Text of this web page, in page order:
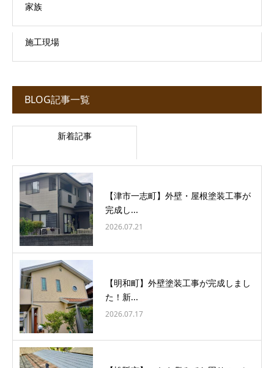
家族
施工現場
BLOG記事一覧
新着記事
【津市一志町】外壁・屋根塗装工事が
完成し...
2026.07.21
【明和町】外壁塗装工事が完成しまし
た！新...
2026.07.17